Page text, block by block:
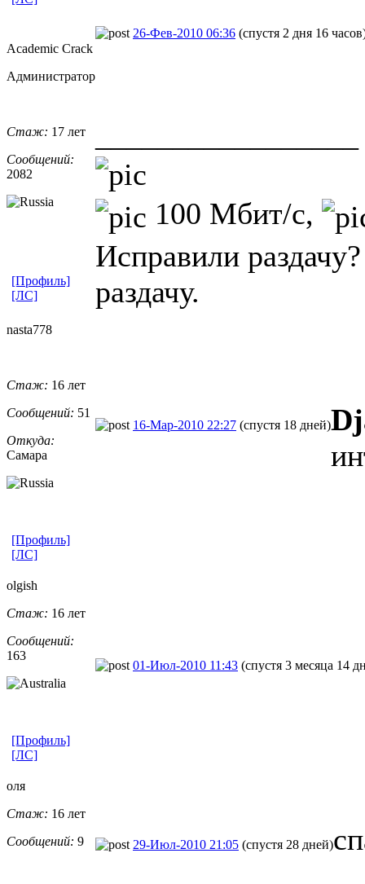
Academic Crack
Администратор
Стаж: 17 лет
Сообщений:
2082
26-Фев-2010 06:36 (спустя 2 дня 16
100 Мбит/с,
Исправили
раздачу.
[Профиль]
[ЛС]
nasta778
Стаж: 16 лет
Сообщений: 51
Откуда:
Самара
16-Мар-2010 22:27 (спустя 18 дней)
[Профиль]
[ЛС]
olgish
Стаж: 16 лет
Сообщений:
163
01-Июл-2010 11:43 (спустя 3 месяца 14
[Профиль]
[ЛС]
оля
Стаж: 16 лет
Сообщений: 9 29-Июл-2010 21:05 (спустя 28 дней)